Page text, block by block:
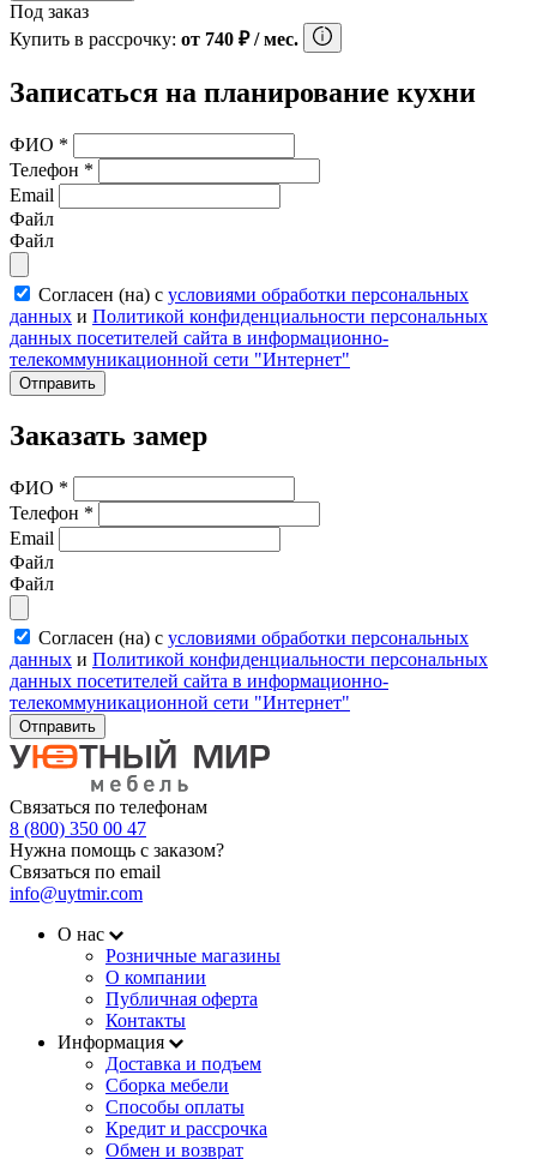
Под заказ
Купить в рассрочку: от 740 ₽/ мес.
Записаться на планирование кухни
ФИО *
Телефон *
Email
Файл
Файл
Согласен (на) с условиями обработки персональных
данных и Политикой конфиденциальности персональных
данных посетителей сайта в информационно-
телекоммуникационной сети "Интернет"
Отправить
Заказать замер
ФИО *
Телефон *
Email
Файл
Файл
Согласен (на) с условиями обработки персональных
данных и Политикой конфиденциальности персональных
данных посетителей сайта в информационно-
телекоммуникационной сети "Интернет"
Отправить
Связаться по телефонам
8 (800) 350 00 47
Нужна помощь с заказом?
Связаться по email
info@uytmir.com
О нас
Розничные магазины
О компании
Публичная оферта
Контакты
Информация
Доставка и подъем
Сборка мебели
Способы оплаты
Кредит и рассрочка
Обмен и возврат